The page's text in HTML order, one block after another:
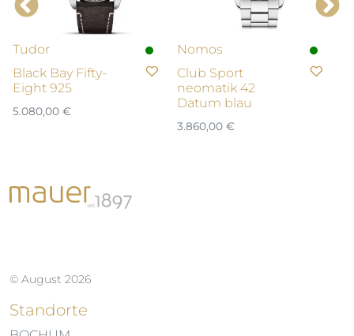
Tudor
Black Bay Fifty-
Eight 925
5.080,00 €
Nomos
Club Sport
neomatik 42
Datum blau
3.860,00 €
© August 2026
Standorte